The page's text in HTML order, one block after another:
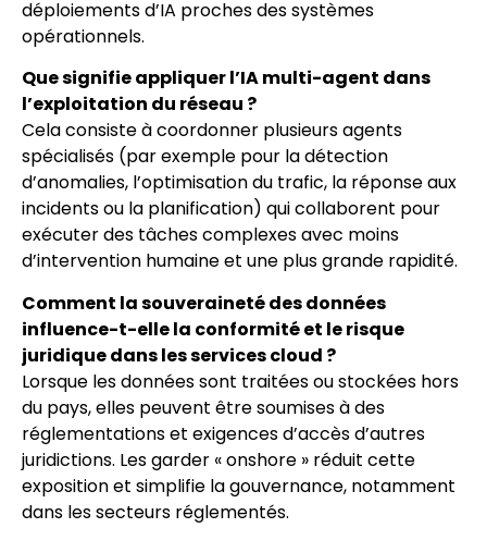
déploiements d’IA proches des systèmes
opérationnels.
Que signifie appliquer l’IA multi-agent dans
l’exploitation du réseau ?
Cela consiste à coordonner plusieurs agents
spécialisés (par exemple pour la détection
d’anomalies, l’optimisation du trafic, la réponse aux
incidents ou la planification) qui collaborent pour
exécuter des tâches complexes avec moins
d’intervention humaine et une plus grande rapidité.
Comment la souveraineté des données
influence-t-elle la conformité et le risque
juridique dans les services cloud ?
Lorsque les données sont traitées ou stockées hors
du pays, elles peuvent être soumises à des
réglementations et exigences d’accès d’autres
juridictions. Les garder « onshore » réduit cette
exposition et simplifie la gouvernance, notamment
dans les secteurs réglementés.